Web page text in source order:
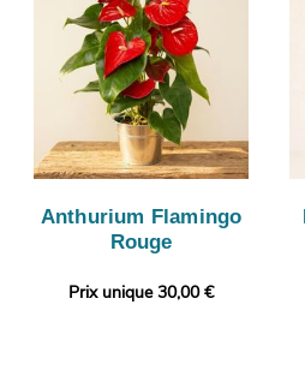
Anthurium Flamingo
Rouge
Prix unique 30,00 €